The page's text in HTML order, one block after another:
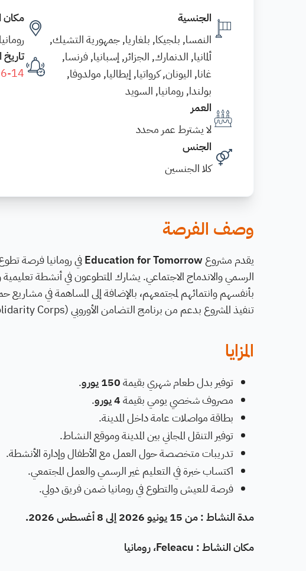
الجنسية
النمسا, بلجيكا, بلغاريا, جمهورية التشيك,
ألمانيا, الدنمارك, الجزائر, إسبانيا, فرنسا,
غانا, اليونان, كرواتيا, إيطاليا, مولدوفا,
بولندا, رومانيا, السويد
العمر
لا يشترط عمر محدد
الجنس
كلا الجنسين
مكان
رومانيا
تاريخ
14
وصف الفرصة
يقدم مشروعEducation for Tomorrowفي رومانيا فرصة
الرسمي والاندماج الاجتماعي. يشارك المتطوعون في أنشطة
بأنفسهم وانتمائهم لمجتمعهم، بالإضافة إلى المساهمة في مشاريع
تنفيذ المشروع بدعم من برنامج التضامن الأوروبي (European Solidarity Corps).
المزايا
توفير بدل طعام شهري بقيمة150 يورو
.
مصروف شخصي يومي بقيمة4 يورو
.
بطاقة مواصلات عامة داخل المدينة.
توفير التنقل المجاني بين المدينة وموقع النشاط.
تدريبات متخصصة حول العمل مع الأطفال وإدارة الأنشطة.
اكتساب خبرة في التعليم غير الرسمي والعمل المجتمعي.
فرصة للعيش والتطوع في رومانيا ضمن فريق دولي.
مدة النشاط : من 15 يونيو 2026 إلى 8 أغسطس 2026.
مكان النشاط : Feleacu، رومانيا